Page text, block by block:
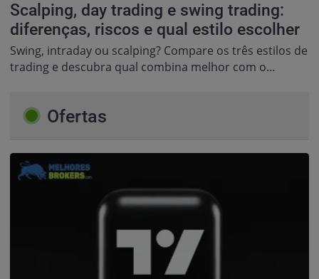
Scalping, day trading e swing trading:
diferenças, riscos e qual estilo escolher
Swing, intraday ou scalping? Compare os três estilos de
trading e descubra qual combina melhor com o…
Ofertas